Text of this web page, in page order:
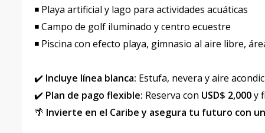
◾ Playa artificial y lago para actividades acuáticas
◾ Campo de golf iluminado y centro ecuestre
◾ Piscina con efecto playa, gimnasio al aire libre,
✔️ Incluye línea blanca: Estufa, nevera y aire
✔️ Plan de pago flexible: Reserva con USD$ 2,000y
🌴 Invierte en el Caribe y asegura tu futuro con